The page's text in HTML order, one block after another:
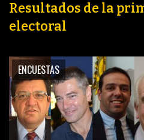
Resultados de la
electoral
ENCUESTAS